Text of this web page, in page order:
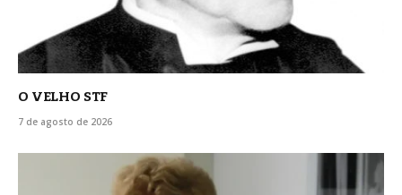
O VELHO STF
7 de agosto de 2026